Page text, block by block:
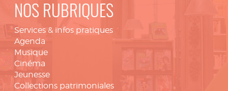
NOS RUBRIQUES
Services & infos pratiques
Agenda
Musique
Cinéma
Jeunesse
Collections patrimoniales